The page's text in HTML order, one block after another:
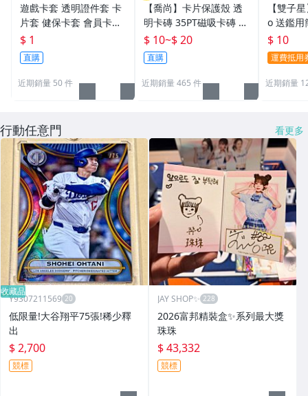
遊戲卡套 透明證件套 卡
片套 健保卡套 會員卡套
身分證卡套 名片夾 悠遊
卡 IC卡套 提款卡套 銀行
卡套 名片
$ 1
直購
近期銷量 50 件
【喬尚】卡片保護殼 透
明卡磚 35PT磁吸卡磚 貝
殼卡磚 球員卡保護殼 卡
磚展示架 寶可夢 遊戲卡
球員卡
$ 10~$ 20
直購
近期銷量 465 件
【雙子
o 送鑑用
43000
$ 10
運費抵用
近期銷量
行動任意門 看更多
收藏品
Y9307211569
低限量!大谷翔平75張!稀少釋
出
$ 2,700
競標
JAY SHOP✨
2026富邦精裝盒✨系列最大獎
珠珠
$ 43,332
競標